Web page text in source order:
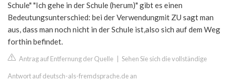
Schule" "Ich gehe in der Schule (herum)" gibt es einen
Bedeutungsunterschied: bei der Verwendungmit ZU sagt man
aus, dass man noch nicht in der Schule ist,also sich auf dem Weg
forthin befindet.
Antrag auf Entfernung der Quelle Sehen Sie sich die vollständige
Antwort auf deutsch-als-fremdsprache.de an